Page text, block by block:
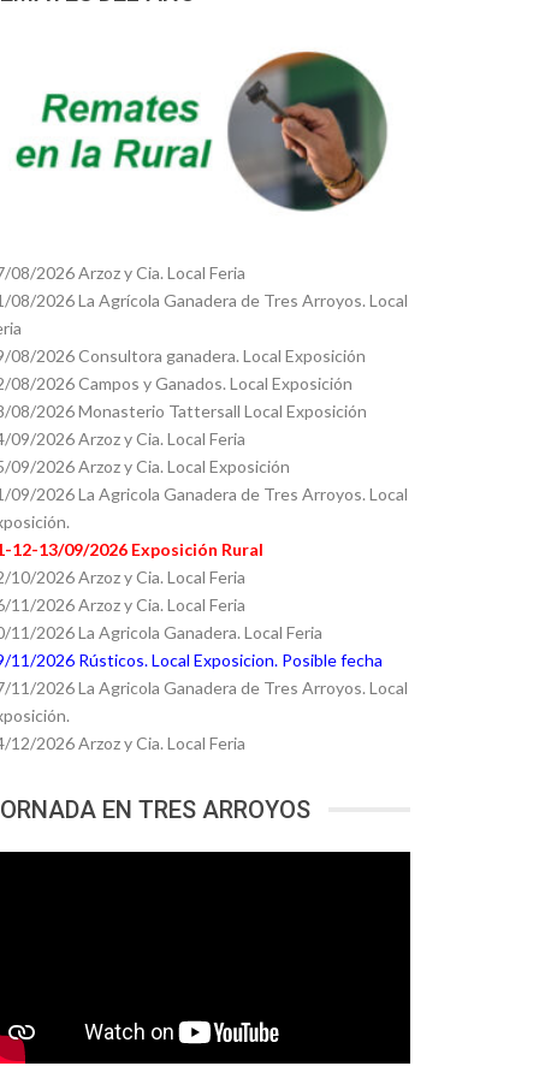
08/2026 Arzoz y Cia. Local Feria
08/2026 La Agrícola Ganadera de Tres Arroyos. Local
08/2026 Consultora ganadera. Local Exposición
08/2026 Campos y Ganados. Local Exposición
08/2026 Monasterio Tattersall Local Exposición
09/2026 Arzoz y Cia. Local Feria
09/2026 Arzoz y Cia. Local Exposición
09/2026 La Agricola Ganadera de Tres Arroyos. Local
12-13/09/2026 Exposición Rural
10/2026 Arzoz y Cia. Local Feria
11/2026 Arzoz y Cia. Local Feria
11/2026 La Agricola Ganadera. Local Feria
11/2026 Rústicos. Local Exposicion. Posible fecha
11/2026 La Agricola Ganadera de Tres Arroyos. Local
12/2026 Arzoz y Cia. Local Feria
EN TRES ARROYOS